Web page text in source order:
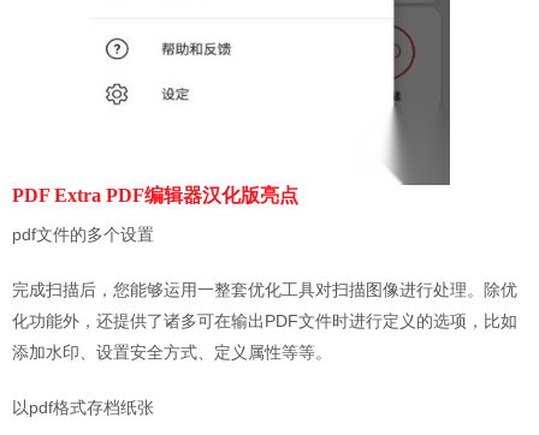
PDF Extra PDF编辑器汉化版亮点
pdf文件的多个设置
完成扫描后，您能够运用一整套优化工具对扫描图像进行处理。除优
化功能外，还提供了诸多可在输出PDF文件时进行定义的选项，比如
添加水印、设置安全方式、定义属性等等。
以pdf格式存档纸张